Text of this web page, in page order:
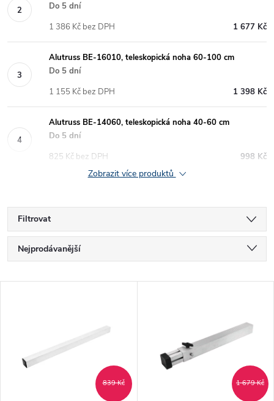
Do 5 dní
1 677 Kč
1 386 Kč bez DPH
Alutruss BE-16010, teleskopická noha 60-100 cm
Do 5 dní
1 398 Kč
1 155 Kč bez DPH
Alutruss BE-14060, teleskopická noha 40-60 cm
Do 5 dní
998 Kč
825 Kč bez DPH
Zobrazit více produktů
Filtrovat
Ř
a
Nejprodávanější
839 Kč 1 679 Kč